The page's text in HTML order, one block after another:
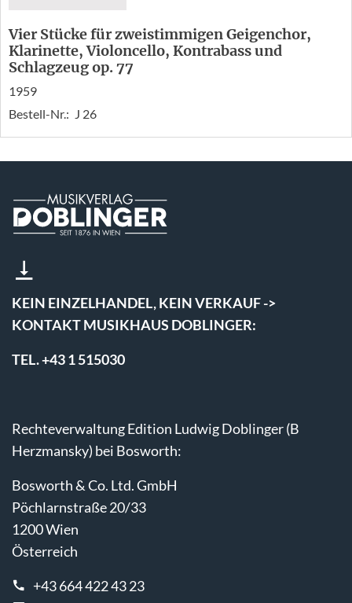
Vier Stücke für zweistimmigen Geigenchor,
Klarinette, Violoncello, Kontrabass und
Schlagzeug op. 77
1959
Bestell-Nr.: J 26
KEIN EINZELHANDEL, KEIN VERKAUF ->
KONTAKT MUSIKHAUS DOBLINGER:
TEL. +43 1 515030
Rechteverwaltung Edition Ludwig Doblinger (B
Herzmansky) bei Bosworth:
Bosworth & Co. Ltd. GmbH
Pöchlarnstraße 20/33
1200 Wien
Österreich
+43 664 422 43 23